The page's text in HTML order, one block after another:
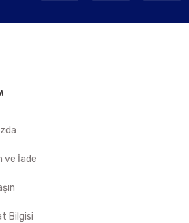
ve İade
Bilgisi